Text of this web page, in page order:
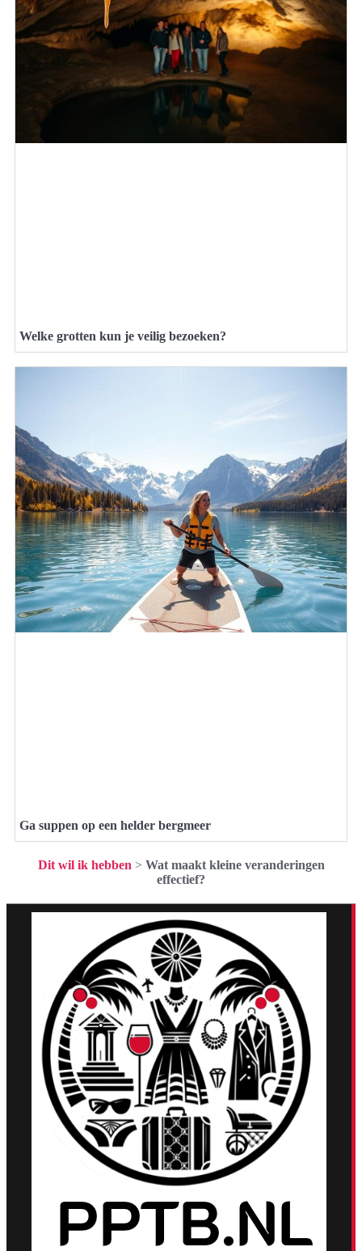
Welke grotten kun je veilig bezoeken?
Ga suppen op een helder bergmeer
Dit wil ik hebben > Wat maakt kleine veranderingen
effectief?